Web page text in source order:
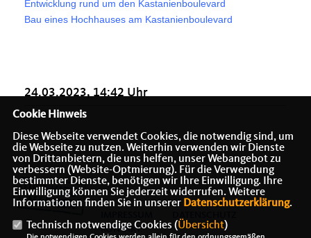
Entwicklung rund um den Kastanienboulevard
Bau eines Hochhauses am Kastanienboulevard
24.03.2023, 14:42 Uhr
KONTAKT
Cookie Hinweis
Diese Webseite verwendet Cookies, die notwendig sind, um
die Webseite zu nutzen. Weiterhin verwenden wir Dienste
von Drittanbietern, die uns helfen, unser Webangebot zu
verbessern (Website-Optmierung). Für die Verwendung
bestimmter Dienste, benötigen wir Ihre Einwilligung. Ihre
Einwilligung können Sie jederzeit widerrufen. Weitere
Informationen finden Sie in unserer Datenschutzerklärung.
Technisch notwendige Cookies (Übersicht)